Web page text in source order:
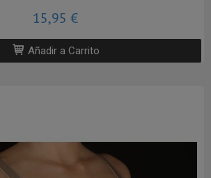
15,95 €
Añadir a Carrito